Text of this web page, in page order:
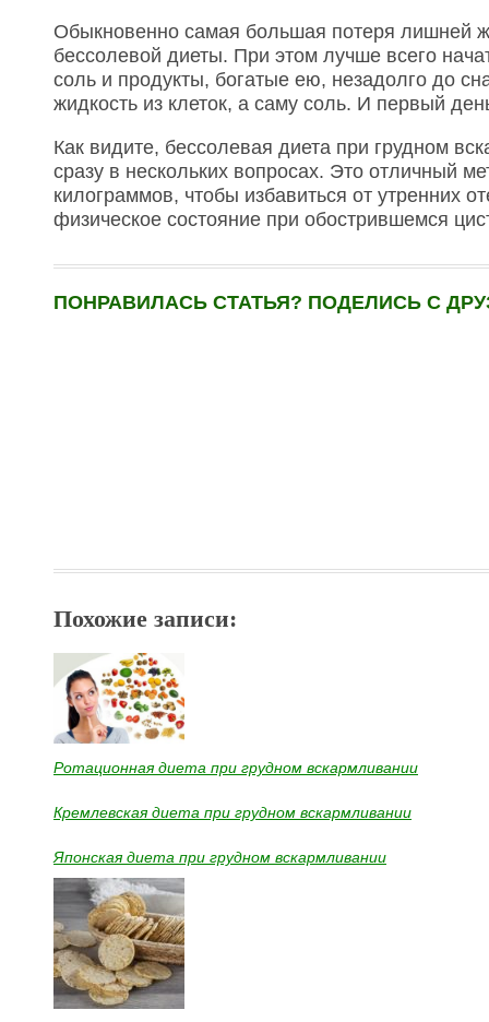
Обыкновенно самая большая потеря лишней
бессолевой диеты. При этом лучше всего
соль и продукты, богатые ею, незадолго до
жидкость из клеток, а саму соль. И первый
Как видите, бессолевая диета при грудном
сразу в нескольких вопросах. Это отличный
килограммов, чтобы избавиться от утренних
физическое состояние при обострившемся
ПОНРАВИЛАСЬ СТАТЬЯ? ПОДЕЛИСЬ С
Похожие записи:
Ротационная диета при грудном вскармливании
Кремлевская диета при грудном вскармливании
Японская диета при грудном вскармливании